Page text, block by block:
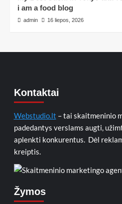
i am a food blog
admin 16 liepos, 2026
Kontaktai
Webstudio.lt – tai skaitmeninio
padedantys verslams augti,
aplenkti konkurentus. Dėl
kreiptis.
Žymos